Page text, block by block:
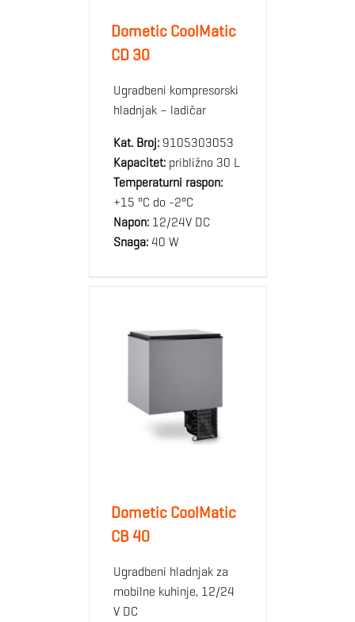
Dometic CoolMatic
CD 30
Ugradbeni kompresorski
hladnjak – ladičar
Kat. Broj:9105303053
Kapacitet:približno 30 L
Temperaturni raspon:
+15 °C do -2°C
Napon:12/24V DC
Snaga:40 W
Dometic CoolMatic
CB 40
Ugradbeni hladnjak za
mobilne kuhinje, 12/24
V DC